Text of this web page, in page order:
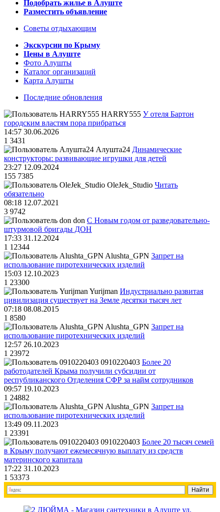
Подобрать жилье в Алуште
Разместить объявление
Советы отдыхающим
Экскурсии по Крыму
Цены в Алуште
Фото Алушты
Каталог организаций
Карта Алушты
Последние обновления
HARRY555 У отеля Бартон
городским властям пора прибраться
14:57 30.06.2026
1 3431
Алушта24 Динамические
конструкторы: развивающие игрушки для детей
23:27 12.09.2024
155 7385
OleJek_Studio Читать
обязательно
08:18 12.07.2021
3 9742
don С Новым годом от разведовательно-
штурмовой бригады ДОН
17:33 31.12.2024
1 12344
Alushta_GPN Запрет на
использование пиротехнических изделий
15:03 12.10.2023
1 23300
Yurijman Индустриально развитая
цивилизация существует на Земле десятки тысяч лет
07:18 08.08.2015
1 8580
Alushta_GPN Запрет на
использование пиротехнических изделий
12:57 26.10.2023
1 23972
0910220403 Более 20
работодателей Крыма получили субсидии от
республиканского Отделения СФР за найм сотрудников
09:57 19.10.2023
1 24882
Alushta_GPN Запрет на
использование пиротехнических изделий
13:49 09.11.2023
1 23391
0910220403 Более 20 тысяч семей
в Крыму получают ежемесячную выплату из средств
материнского капитала
17:22 31.10.2023
1 53373